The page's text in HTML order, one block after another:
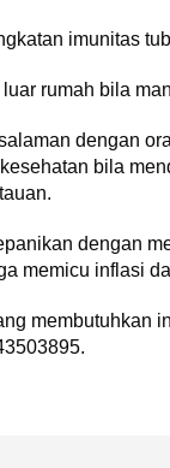
imunitas
rumah bila
dengan
bila
dengan
memicu inflasi
membutuhkan